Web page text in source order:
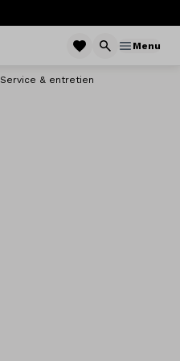
Menu
Service & entretien